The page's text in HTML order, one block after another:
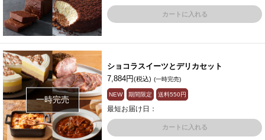
カートに入れる
一時完売
ショコラスイーツとデリカセット
7,884円(税込) (一時完売)
NEW 期間限定 送料550円
最短お届け日：
カートに入れる